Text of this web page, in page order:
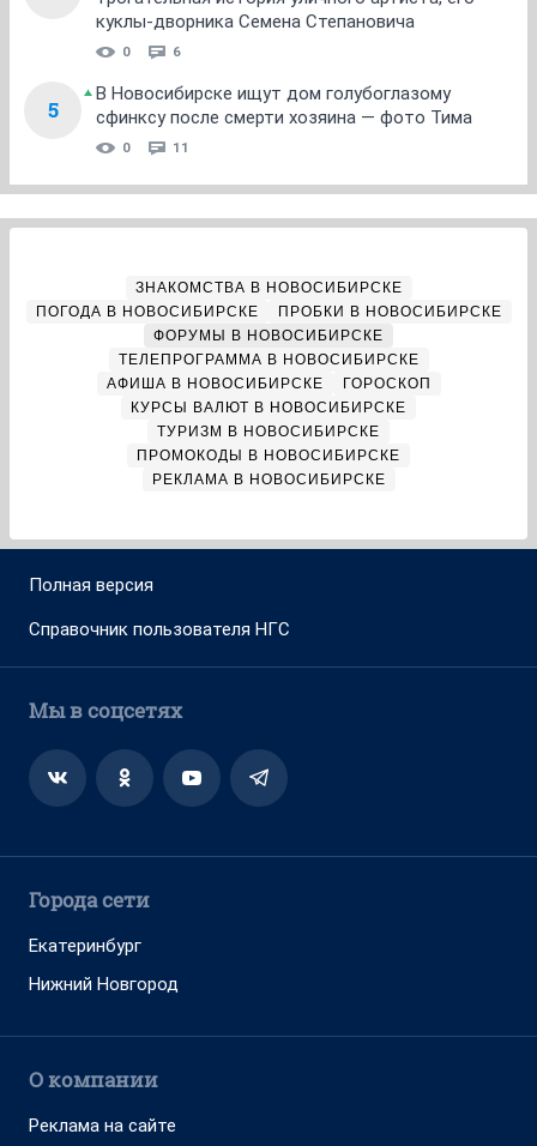
куклы-дворника Семена Степановича
0 6
5
В Новосибирске ищут дом голубоглазому
сфинксу после смерти хозяина — фото Тима
0 11
ЗНАКОМСТВА В НОВОСИБИРСКЕ
ПОГОДА В НОВОСИБИРСКЕ
ПРОБКИ В НОВОСИБИРСКЕ
ФОРУМЫ В НОВОСИБИРСКЕ
ТЕЛЕПРОГРАММА В НОВОСИБИРСКЕ
АФИША В НОВОСИБИРСКЕ
ГОРОСКОП
КУРСЫ ВАЛЮТ В НОВОСИБИРСКЕ
ТУРИЗМ В НОВОСИБИРСКЕ
ПРОМОКОДЫ В НОВОСИБИРСКЕ
РЕКЛАМА В НОВОСИБИРСКЕ
Полная версия
Справочник пользователя НГС
Мы в соцсетях
Города сети
Екатеринбург
Нижний Новгород
О компании
Реклама на сайте